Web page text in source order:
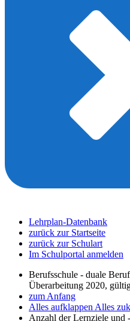
Lehrplan-Datenbank
zurück zur Startseite
zurück zur Schulart
Im Schulportal anmelden
Berufsschule - duale
Überarbeitung 2020,
zum Anfang
Alles aufklappen Alles
Anzahl der Lernziele und